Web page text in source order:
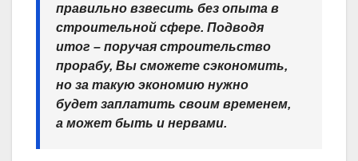
правильно взвесить без опыта в
строительной сфере. Подводя
итог – поручая строительство
прорабу, Вы сможете сэкономить,
но за такую экономию нужно
будет заплатить своим временем,
а может быть и нервами.